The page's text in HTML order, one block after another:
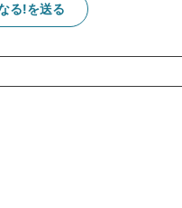
る!を送る